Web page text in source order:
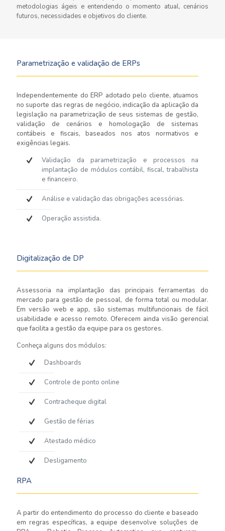
metodologias ágeis e entendendo o momento atual, cenários
futuros, necessidades e objetivos do cliente.
Parametrização e validação de ERPs
Independentemente do ERP adotado pelo cliente, atuamos
no suporte das regras de negócio, indicação da aplicação da
legislação na parametrização de seus sistemas de gestão,
validação de cenários e homologação de sistemas
contábeis e fiscais, baseados nos atos normativos e
exigências legais.
Validação da parametrização e processos na
implantação de módulos contábil, fiscal, trabalhista
e financeiro.
Análise e validação das obrigações acessórias.
Operação assistida.
Digitalização de DP
Assessoria na implantação das principais ferramentas do
mercado para gestão de pessoal, de forma total ou modular.
Em versão web e app, são sistemas multifuncionais de fácil
usabilidade e acesso remoto. Oferecem ainda visão gerencial
que facilita a gestão da equipe para os gestores.
Conheça alguns dos módulos:
Dashboards
Controle de ponto online
Contracheque digital
Gestão de férias
Atestado médico
Desligamento
RPA
A partir do entendimento do processo do cliente e baseado
em regras específicas, a equipe desenvolve soluções de